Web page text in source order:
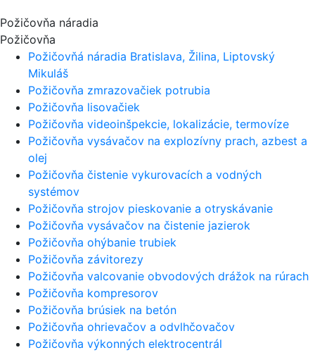
Požičovňa náradia
Požičovňa
Požičovňá náradia Bratislava, Žilina, Liptovský
Mikuláš
Požičovňa zmrazovačiek potrubia
Požičovňa lisovačiek
Požičovňa videoinšpekcie, lokalizácie, termovíze
Požičovňa vysávačov na explozívny prach, azbest a
olej
Požičovňa čistenie vykurovacích a vodných
systémov
Požičovňa strojov pieskovanie a otryskávanie
Požičovňa vysávačov na čistenie jazierok
Požičovňa ohýbanie trubiek
Požičovňa závitorezy
Požičovňa valcovanie obvodových drážok na rúrach
Požičovňa kompresorov
Požičovňa brúsiek na betón
Požičovňa ohrievačov a odvlhčovačov
Požičovňa výkonných elektrocentrál